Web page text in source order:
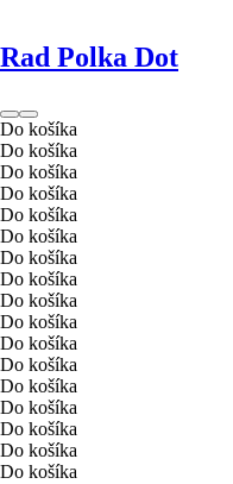
Rad Polka Dot
Do košíka
Do košíka
Do košíka
Do košíka
Do košíka
Do košíka
Do košíka
Do košíka
Do košíka
Do košíka
Do košíka
Do košíka
Do košíka
Do košíka
Do košíka
Do košíka
Do košíka